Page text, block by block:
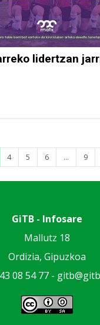
lidertzan
4 5 6 ... 9
GiTB - Infosare
Mallutz 18
Ordizia, Gipuzkoa
08 54 77 -